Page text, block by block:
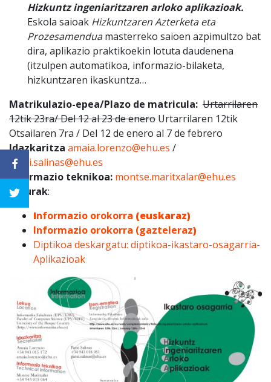
Hizkuntz ingeniaritzaren arloko aplikazioak.
Eskola saioak Hizkuntzaren Azterketa eta
Prozesamenduamasterreko saioen azpimultzo bat
dira, aplikazio praktikoekin lotuta daudenena
(itzulpen automatikoa, informazio-bilaketa,
hizkuntzaren ikaskuntza…
Matrikulazio-epea/Plazo de matricula: Urtarrilaren
12tik 23ra/ Del 12 al 23 de enero Urtarrilaren 12tik
Otsailaren 7ra / Del 12 de enero al 7 de febrero
Idazkaritza amaia.lorenzo@ehu.es /
patxi.salinas@ehu.es
Informazio teknikoa: montse.maritxalar@ehu.es
Loturak:
Informazio orokorra (euskaraz)
Informazio orokorra (gazteleraz)
Diptikoa deskargatu: diptikoa-ikastaro-osagarria-
Aplikazioak